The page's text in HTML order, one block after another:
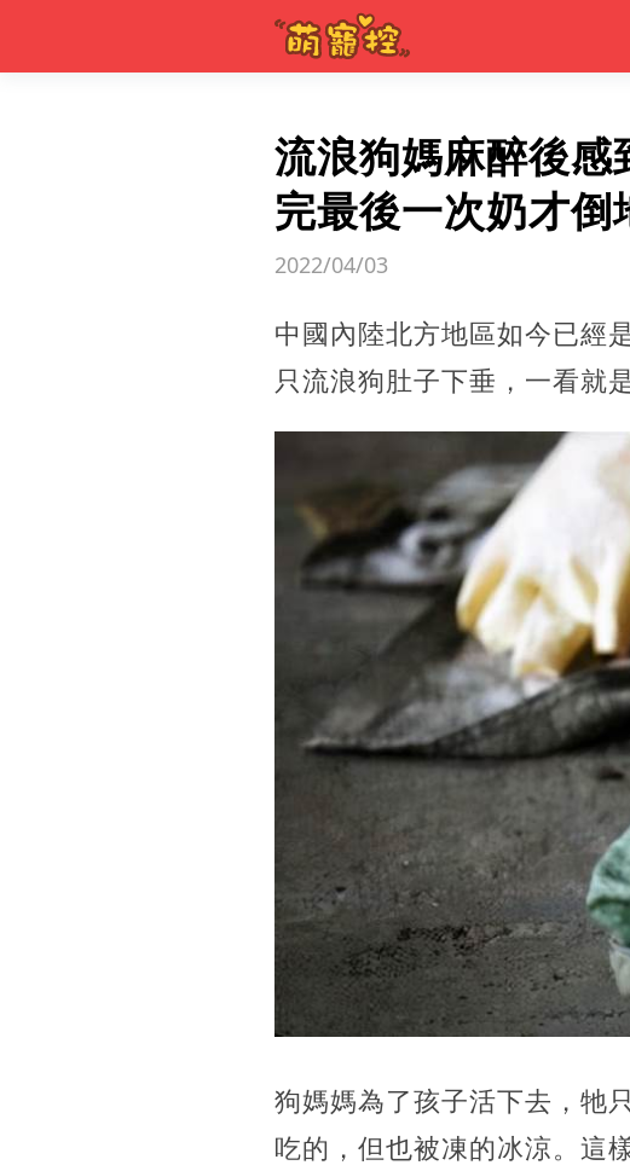
流浪狗媽麻醉後感
完最後一次奶才倒
2022/04/03
中國內陸北方地區如今已經
只流浪狗肚子下垂，一看就
狗媽媽為了孩子活下去，牠
吃的，但也被凍的冰涼。這